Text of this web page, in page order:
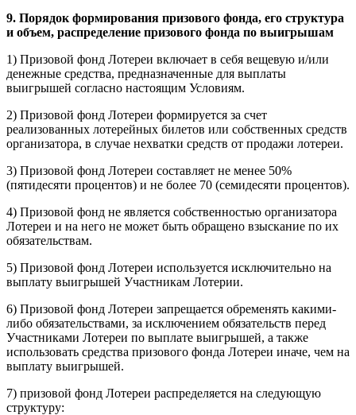
9. Порядок формирования призового фонда, его структура
и объем, распределение призового фонда по выигрышам
1) Призовой фонд Лотереи включает в себя вещевую и/или
денежные средства, предназначенные для выплаты
выигрышей согласно настоящим Условиям.
2) Призовой фонд Лотереи формируется за счет
реализованных лотерейных билетов или собственных средств
организатора, в случае нехватки средств от продажи лотереи.
3) Призовой фонд Лотереи составляет не менее 50%
(пятидесяти процентов) и не более 70 (семидесяти процентов).
4) Призовой фонд не является собственностью организатора
Лотереи и на него не может быть обращено взыскание по их
обязательствам.
5) Призовой фонд Лотереи используется исключительно на
выплату выигрышей Участникам Лотерии.
6) Призовой фонд Лотереи запрещается обременять какими-
либо обязательствами, за исключением обязательств перед
Участниками Лотереи по выплате выигрышей, а также
использовать средства призового фонда Лотереи иначе, чем на
выплату выигрышей.
7) призовой фонд Лотереи распределяется на следующую
структуру: